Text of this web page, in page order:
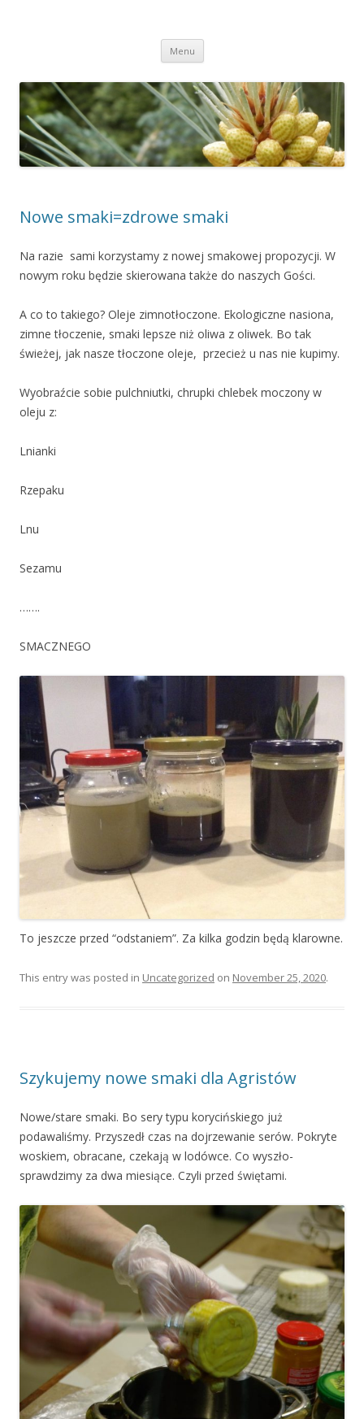
Menu Skip to content
Nowe smaki=zdrowe smaki
Na razie sami korzystamy z nowej smakowej propozycji. W
nowym roku będzie skierowana także do naszych Gości.
A co to takiego? Oleje zimnotłoczone. Ekologiczne nasiona,
zimne tłoczenie, smaki lepsze niż oliwa z oliwek. Bo tak
świeżej, jak nasze tłoczone oleje, przecież u nas nie kupimy.
Wyobraźcie sobie pulchniutki, chrupki chlebek moczony w
oleju z:
Lnianki
Rzepaku
Lnu
Sezamu
…….
SMACZNEGO
To jeszcze przed “odstaniem”. Za kilka godzin będą klarowne.
This entry was posted in Uncategorized on November 25, 2020.
Szykujemy nowe smaki dla Agristów
Nowe/stare smaki. Bo sery typu korycińskiego już
podawaliśmy. Przyszedł czas na dojrzewanie serów. Pokryte
woskiem, obracane, czekają w lodówce. Co wyszło-
sprawdzimy za dwa miesiące. Czyli przed świętami.